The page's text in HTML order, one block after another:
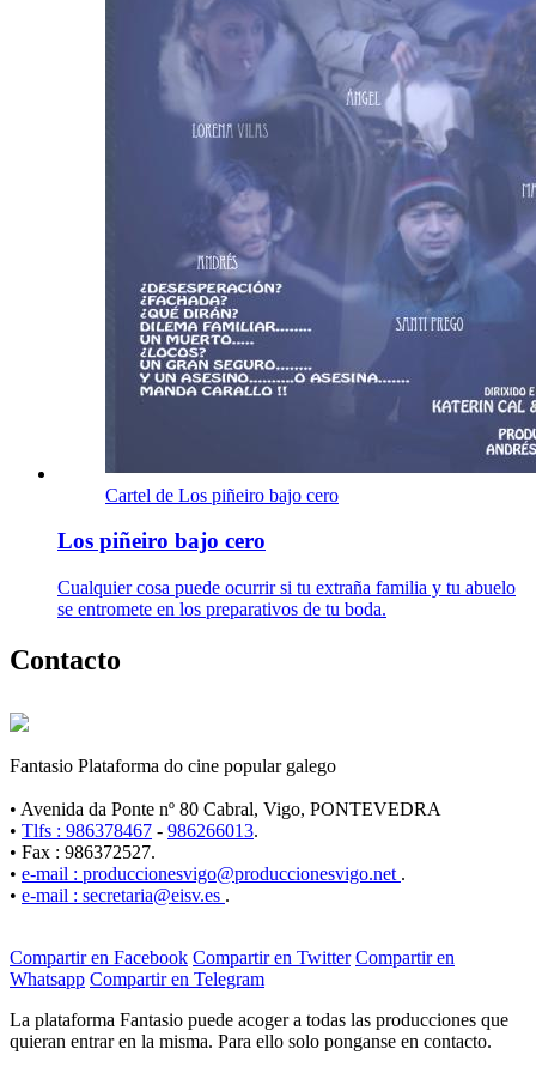
Cartel de Los piñeiro bajo cero
Los piñeiro bajo cero
Cualquier cosa puede ocurrir si tu extraña familia y tu abuelo
se entromete en los preparativos de tu boda.
Contacto
Fantasio Plataforma do cine popular galego
• Avenida da Ponte nº 80 Cabral, Vigo, PONTEVEDRA
• Tlfs : 986378467 - 986266013.
• Fax : 986372527.
• e-mail : produccionesvigo@produccionesvigo.net .
• e-mail : secretaria@eisv.es .
Compartir en Facebook Compartir en Twitter Compartir en
Whatsapp Compartir en Telegram
La plataforma Fantasio puede acoger a todas las producciones que
quieran entrar en la misma. Para ello solo ponganse en contacto.